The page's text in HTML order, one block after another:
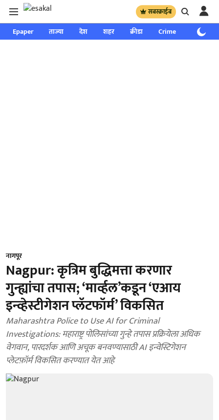
सबस्क्राईब
Epaper ताज्या देश शहर क्रीडा Crime साप्ताहिक
नागपूर
Nagpur: कृत्रिम बुद्धिमत्ता करणार
गुन्ह्यांचा तपास; ‘मार्व्हल’कडून ‘एआय
इन्व्हेस्टीगेशन प्लॅटफॉर्म’ विकसित
Maharashtra Police to Use AI for Criminal
Investigations: महाराष्ट्र पोलिसांच्या गुन्हे तपास प्रक्रियेला अधिक
वेगवान, पारदर्शक आणि अचूक बनवण्यासाठी AI इन्वेस्टिगेशन
प्लेटफ़ॉर्म विकसित करण्यात येत आहे